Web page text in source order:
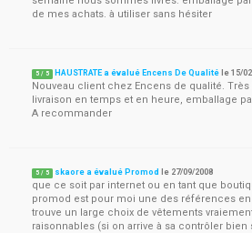
de mes achats. à utiliser sans hésiter
5 / 5 HAUSTRATE a évalué Encens De Qualité le15/
Nouveau client chez Encens de qualité. Très
livraison en temps et en heure, emballage
A recommander
5 / 5 skaore a évalué Promod le 27/09/2008
que ce soit par internet ou en tant que
promod est pour moi une des références
trouve un large choix de vêtements
raisonnables (si on arrive à sa contrôler